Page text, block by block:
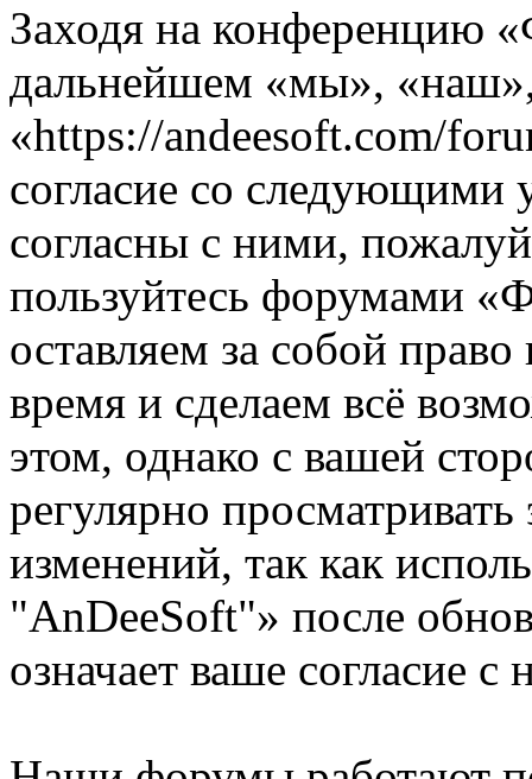
Заходя на конференцию
дальнейшем «мы»,
«https://andeesoft.com/
согласие со следующими
согласны с ними,
пользуйтесь форумами
оставляем за собой
время и сделаем всё
этом, однако с вашей
регулярно просматривать
изменений, так как
"AnDeeSoft"» после
означает ваше согласие с